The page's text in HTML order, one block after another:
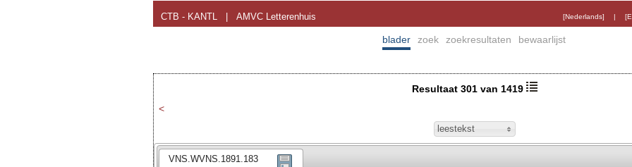
CTB - KANTL AMVC Letterenhuis |
[Nederlands]
blader zoek zoekresultaten bewaarlijst
<
Resultaat 301 van 1419
leestekst
VNS.WVNS.1891.183